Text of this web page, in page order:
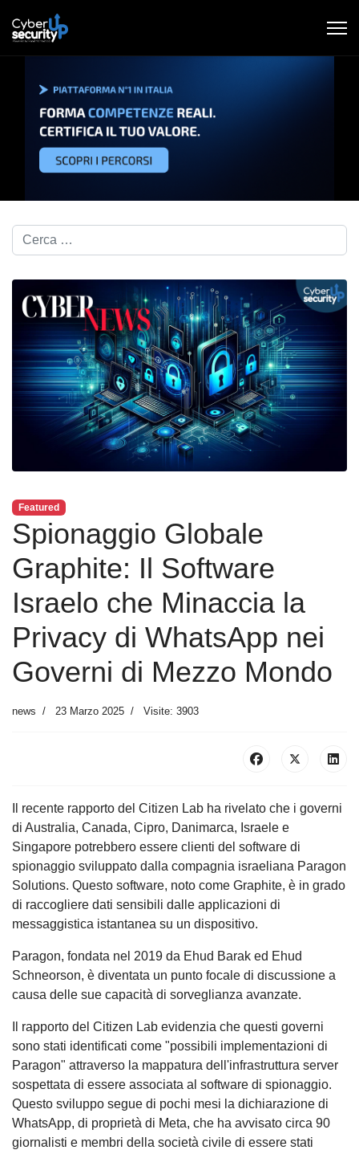
Cerca nel blog...
Featured
Spionaggio Globale
Graphite: Il Software
Israelo che Minaccia la
Privacy di WhatsApp nei
Governi di Mezzo Mondo
news 23 Marzo 2025 Visite: 3903
Il recente rapporto del Citizen Lab ha rivelato che i governi
di Australia, Canada, Cipro, Danimarca, Israele e
Singapore potrebbero essere clienti del software di
spionaggio sviluppato dalla compagnia israeliana Paragon
Solutions. Questo software, noto come Graphite, è in grado
di raccogliere dati sensibili dalle applicazioni di
messaggistica istantanea su un dispositivo.
Paragon, fondata nel 2019 da Ehud Barak ed Ehud
Schneorson, è diventata un punto focale di discussione a
causa delle sue capacità di sorveglianza avanzate.
Il rapporto del Citizen Lab evidenzia che questi governi
sono stati identificati come "possibili implementazioni di
Paragon" attraverso la mappatura dell'infrastruttura server
sospettata di essere associata al software di spionaggio.
Questo sviluppo segue di pochi mesi la dichiarazione di
WhatsApp, di proprietà di Meta, che ha avvisato circa 90
giornalisti e membri della società civile di essere stati